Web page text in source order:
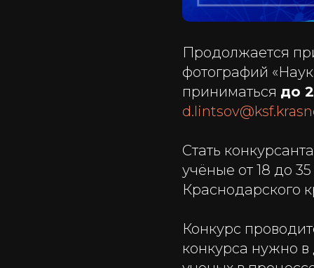
Продолжается
фотографий
приниматься до
Стать
учёные от 18 до
Краснодарского
Конкурс
конкурса нужно